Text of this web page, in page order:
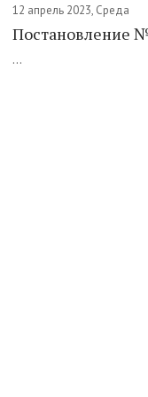
12 апрель 2023, Среда
Постановление
...